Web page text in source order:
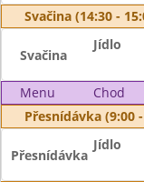
Svačina (14:30 -
Svačina
Jídlo
Menu Chod
Přesnídávka (9:00
Přesnídávka
Jídlo